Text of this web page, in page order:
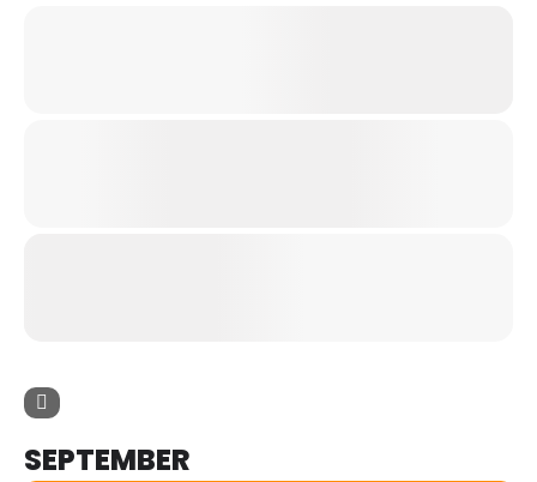
SEPTEMBER